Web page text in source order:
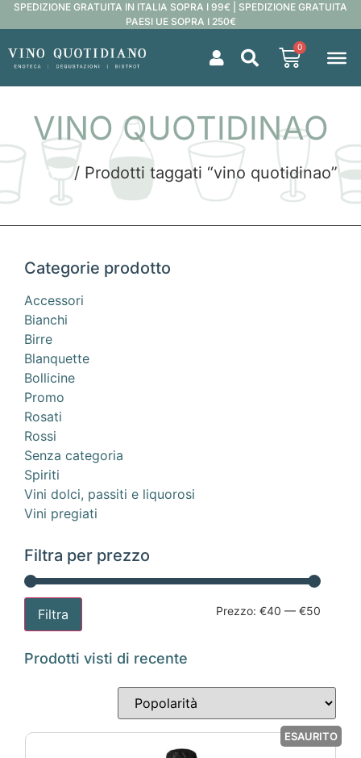
SPEDIZIONE GRATUITA IN ITALIA SOPRA I 99€ | SPEDIZIONE GRATUITA
PAESI UE SOPRA I 250€
0
VINO QUOTIDINAO
Home/ Prodotti taggati “vino quotidinao”
Categorie prodotto
Accessori
Bianchi
Birre
Blanquette
Bollicine
Promo
Rosati
Rossi
Senza categoria
Spiriti
Vini dolci, passiti e liquorosi
Vini pregiati
Filtra per prezzo
Filtra Prezzo: €40 — €50
Prodotti visti di recente
ESAURITO